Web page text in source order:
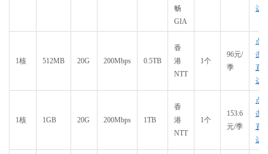
畅
GIA
达
1核 512MB 20G 200Mbps 0.5TB
香
港
NTT
1个
96元/
季
点
击
直
达
1核 1GB 20G 200Mbps 1TB
香
港
NTT
1个
153.6
元/季
点
击
直
达